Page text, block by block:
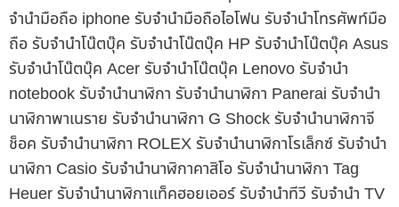
จำนำมือถือ iphone รับจำนำมือถือไอโฟน รับจำนำโทรศัพท์มือ
ถือ รับจำนำโน๊ตบุ๊ค รับจำนำโน๊ตบุ๊ค HP รับจำนำโน๊ตบุ๊ค Asus
รับจำนำโน๊ตบุ๊ค Acer รับจำนำโน๊ตบุ๊ค Lenovo รับจำนำ
notebook รับจำนำนาฬิกา รับจำนำนาฬิกา Panerai รับจำนำ
นาฬิกาพาเนราย รับจำนำนาฬิกา G Shock รับจำนำนาฬิกาจี
ช็อค รับจำนำนาฬิกา ROLEX รับจำนำนาฬิกาโรเล็กซ์ รับจำนำ
นาฬิกา Casio รับจำนำนาฬิกาคาสิโอ รับจำนำนาฬิกา Tag
Heuer รับจำนำนาฬิกาแท็คฮอยเออร์ รับจำนำทีวี รับจำนำ TV